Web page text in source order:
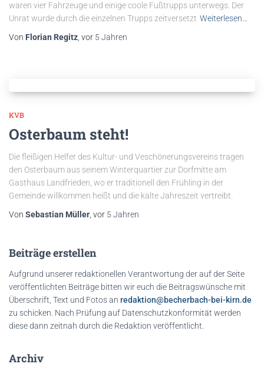
waren vier Fahrzeuge und einige coole Fußtrupps unterwegs. Der
Unrat wurde durch die einzelnen Trupps zeitversetzt Weiterlesen…
Von Florian Regitz, vor 5 Jahren
KVB
Osterbaum steht!
Die fleißigen Helfer des Kultur- und Veschönerungsvereins tragen
den Osterbaum aus seinem Winterquartier zur Dorfmitte am
Gasthaus Landfrieden, wo er traditionell den Frühling in der
Gemeinde willkommen heißt und die kalte Jahreszeit vertreibt.
Von Sebastian Müller, vor 5 Jahren
Beiträge erstellen
Aufgrund unserer redaktionellen Verantwortung der auf der Seite
veröffentlichten Beiträge bitten wir euch die Beitragswünsche mit
Überschrift, Text und Fotos an redaktion@becherbach-bei-kirn.de
zu schicken. Nach Prüfung auf Datenschutzkonformität werden
diese dann zeitnah durch die Redaktion veröffentlicht.
Archiv